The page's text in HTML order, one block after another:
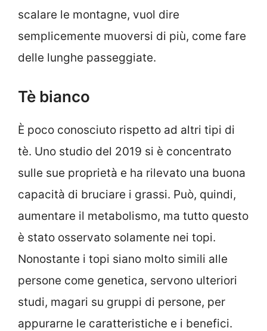
scalare le montagne, vuol dire
semplicemente muoversi di più, come fare
delle lunghe passeggiate.
Tè bianco
È poco conosciuto rispetto ad altri tipi di
tè. Uno studio del 2019 si è concentrato
sulle sue proprietà e ha rilevato una buona
capacità di bruciare i grassi. Può, quindi,
aumentare il metabolismo, ma tutto questo
è stato osservato solamente nei topi.
Nonostante i topi siano molto simili alle
persone come genetica, servono ulteriori
studi, magari su gruppi di persone, per
appurarne le caratteristiche e i benefici.